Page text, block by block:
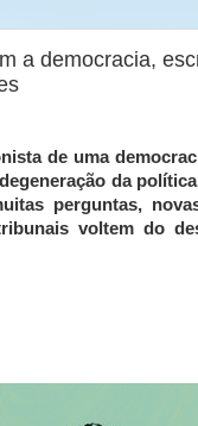
a democracia,
da
perguntas,
voltem do